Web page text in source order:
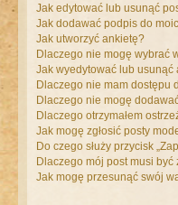
Jak edytować lub usunąć
Jak dodawać podpis do
Jak utworzyć ankietę?
Dlaczego nie mogę wybrać
Jak wyedytować lub usunąć
Dlaczego nie mam dostępu
Dlaczego nie mogę
Dlaczego otrzymałem
Jak mogę zgłosić posty
Do czego służy przycisk
Dlaczego mój post musi
Jak mogę przesunąć swój